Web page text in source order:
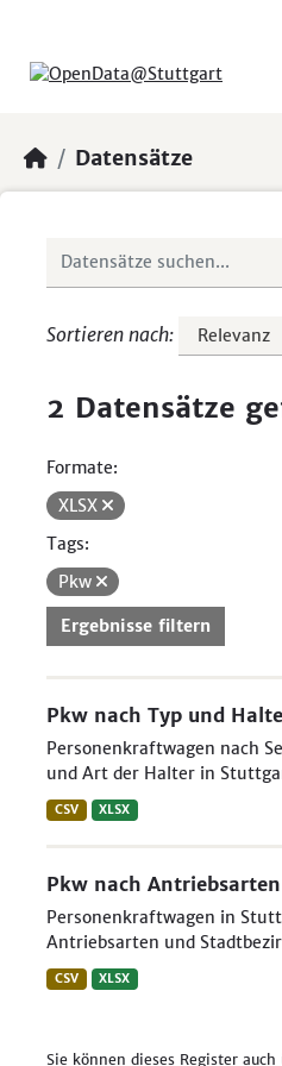
Datensätze
Sortieren nach
2 Datensätze
Formate:
XLSX
Tags:
Pkw
Ergebnisse filtern
Pkw nach Typ und
Personenkraftwagen nach
und Art der Halter in
CSV XLSX
Pkw nach Antriebsarten
Personenkraftwagen in
Antriebsarten und
CSV XLSX
Sie können dieses Register auch